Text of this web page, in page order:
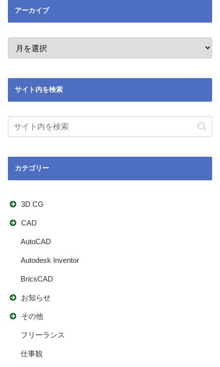
アーカイブ
サイト内を検索
カテゴリー
3D CG
CAD
AutoCAD
Autodesk Inventor
BricsCAD
お知らせ
その他
フリーランス
仕事観